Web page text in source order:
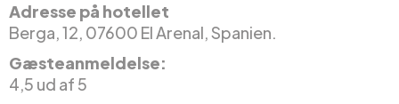
Adresse på hotellet
Berga, 12, 07600 El Arenal, Spanien.
Gæsteanmeldelse:
4,5 ud af 5